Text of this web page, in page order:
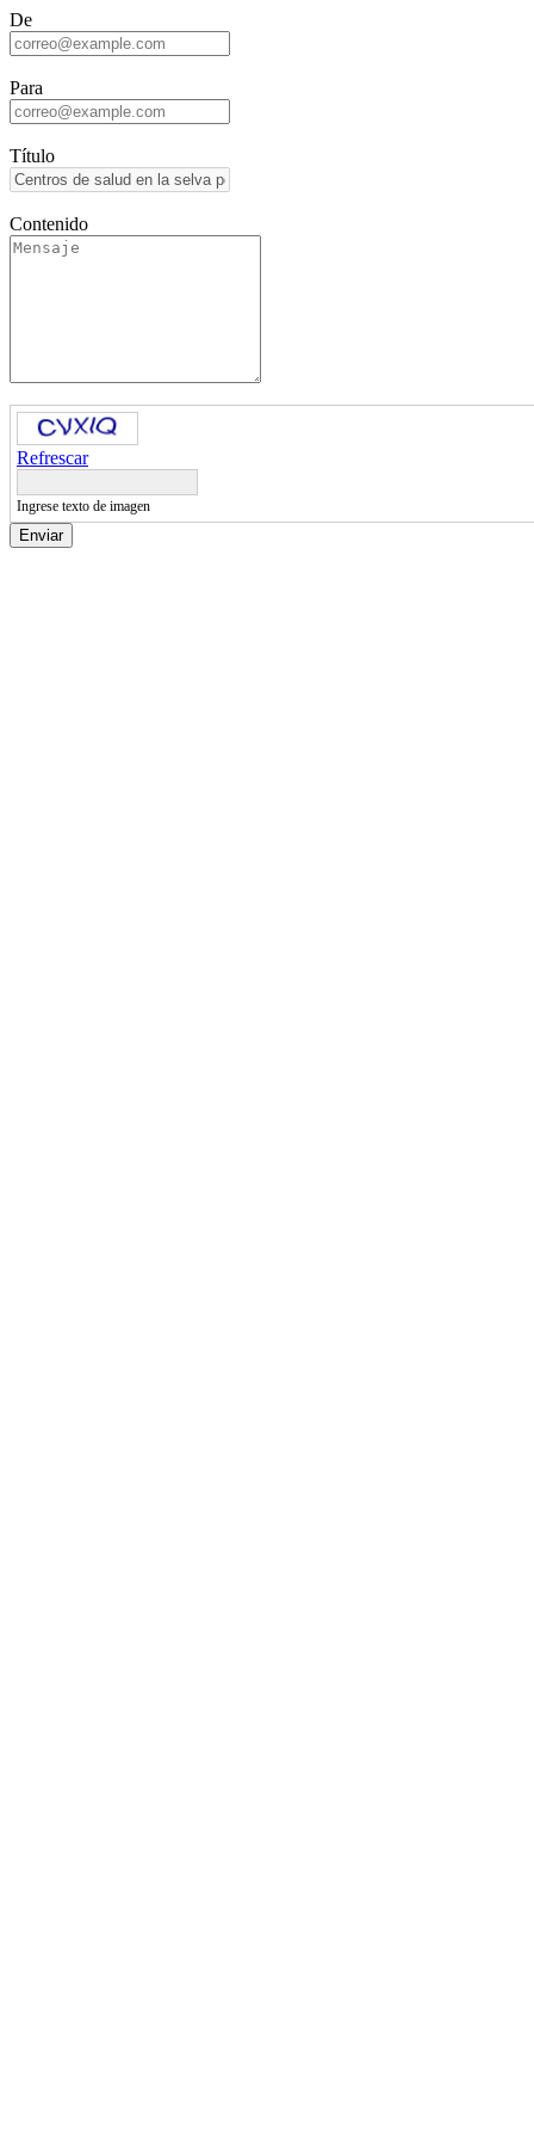
De
Para
Título
Contenido
Refrescar
Ingrese texto de imagen